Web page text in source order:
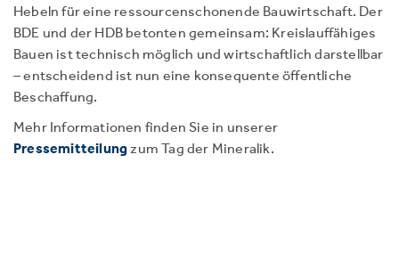
Hebeln für eine ressourcenschonende Bauwirtschaft. Der
BDE und der HDB betonten gemeinsam: Kreislauffähiges
Bauen ist technisch möglich und wirtschaftlich darstellbar
– entscheidend ist nun eine konsequente öffentliche
Beschaffung.
Mehr Informationen finden Sie in unserer
Pressemitteilungzum Tag der Mineralik.